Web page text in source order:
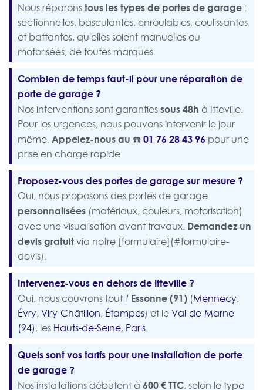
Nous réparonstous les types de portes de garage :
sectionnelles, basculantes, enroulables, coulissantes
et battantes, qu'elles soient manuelles ou
motorisées, de toutes marques.
Combien de temps faut-il pour une réparation de
porte de garage ?
Nos interventions sont garantiessous 48h à Itteville.
Pour les urgences, nous pouvons intervenir le jour
même.Appelez-nous au ☎️01 76 28 43 96 pour une
prise en charge rapide.
Proposez-vous des portes de garage sur mesure ?
Oui, nous proposons des portes de garage
personnalisées (matériaux, couleurs, motorisation)
avec une visualisation avant travaux. Demandez un
devis gratuitvia notre [formulaire](#formulaire-
devis).
Intervenez-vous en dehors de Itteville ?
Oui, nous couvrons tout l' Essonne (91) (Mennecy,
Évry, Viry-Châtillon, Étampes) et leVal-de-Marne
(94), les Hauts-de-Seine, Paris.
Quels sont vos tarifs pour une installation de porte
de garage ?
Nos installations débutent à 600 € TTC, selon le type